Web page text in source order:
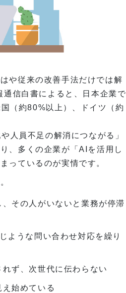
や従来の改善手法だけでは解
信白書によると、日本企業で
（約80%以上）、ドイツ（約
人員不足の解消につながる」
、多くの企業が「AIを活用し
っているのが実情です。
その人がいないと業務が停滞
ような問い合わせ対応を繰り
ず、次世代に伝わらない
始めている